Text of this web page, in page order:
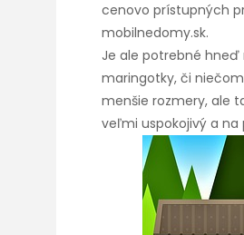
cenovo prístupných
mobilnedomy.sk.
Je ale potrebné hneď
maringotky, či
menšie rozmery, ale
veľmi uspokojivý a